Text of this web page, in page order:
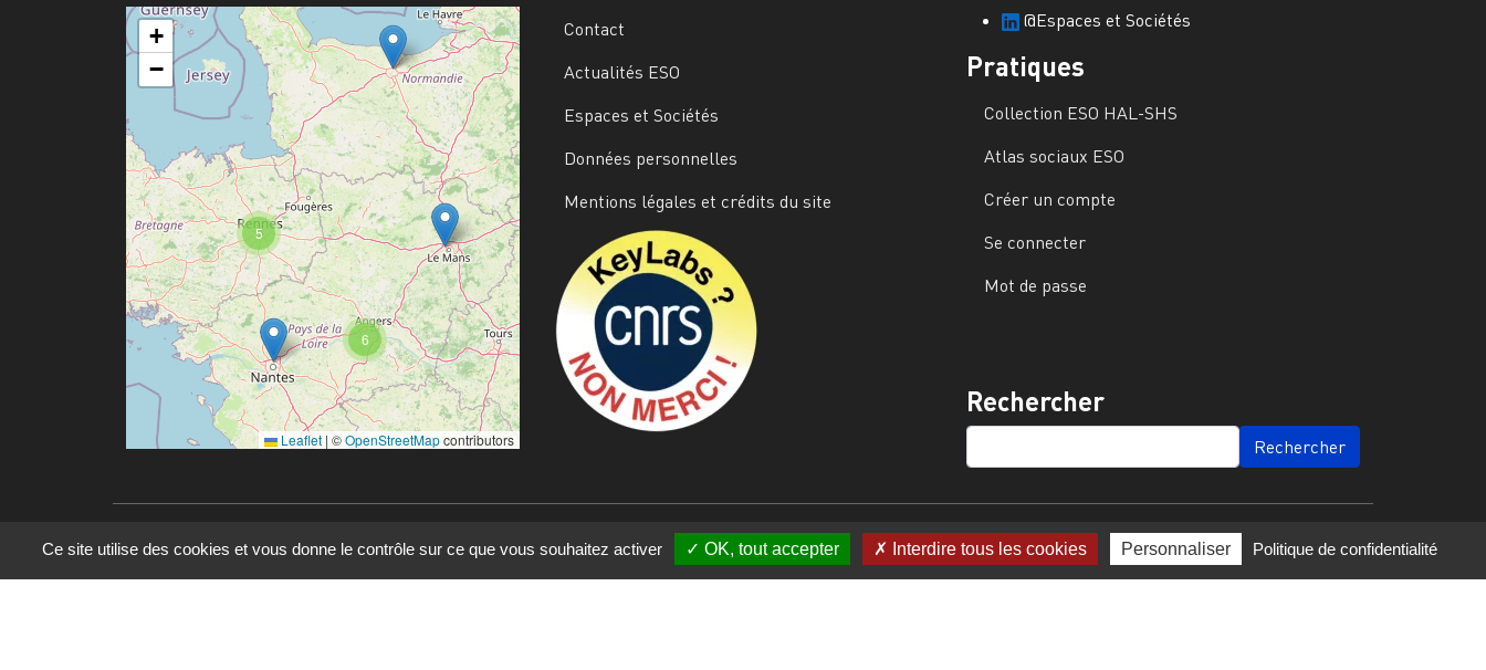
6
5
+
−
Leaflet | ©OpenStreetMapcontributors
Contact
Actualités ESO
Espaces et Sociétés
Données personnelles
Mentions légales et crédits du site
@Espaces et Sociétés
Pratiques
Collection ESO HAL-SHS
Atlas sociaux ESO
Créer un compte
Se connecter
Mot de passe
Rechercher
SEARCH
Ce site utilise des cookies et vous donne le contrôle sur ce que vous souhaitez activer OK, tout accepter Interdire tous les cookies Personnaliser Politique de confidentialité